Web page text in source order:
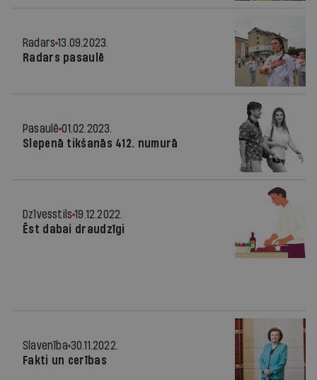
Radars 13.09.2023.
Radars pasaulē
Pasaulē 01.02.2023.
Slepenā tikšanās 412. numurā
Dzīvesstils 19.12.2022.
Ēst dabai draudzīgi
Slavenība 30.11.2022.
Fakti un cerības